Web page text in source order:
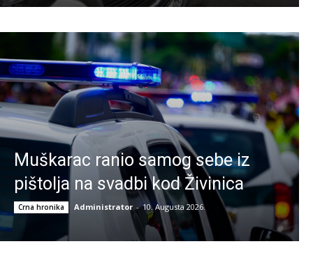
Muškarac ranio samog sebe iz
pištolja na svadbi kod Živinica
Crna hronika Administrator - 10. Augusta 2026.